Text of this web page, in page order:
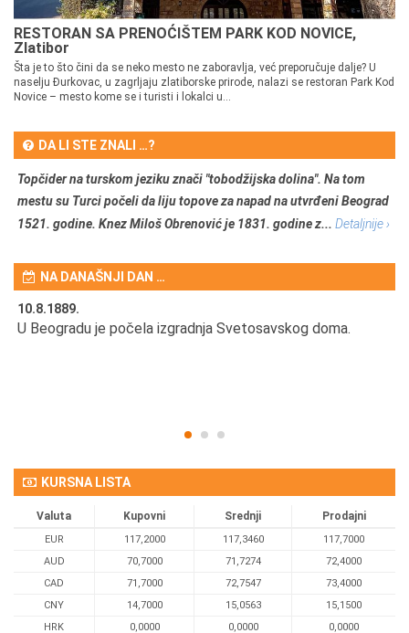
RESTORAN SA PRENOĆIŠTEM PARK KOD NOVICE,
Zlatibor
Šta je to što čini da se neko mesto ne zaboravlja, već preporučuje dalje? U
naselju Đurkovac, u zagrljaju zlatiborske prirode, nalazi se restoran Park Kod
Novice – mesto kome se i turisti i lokalci u...
DA LI STE ZNALI …?
Topčider na turskom jeziku znači "tobodžijska dolina". Na tom
mestu su Turci počeli da liju topove za napad na utvrđeni Beograd
1521. godine. Knez Miloš Obrenović je 1831. godine z... Detaljnije ›
NA DANAŠNJI DAN …
10.8.1889.
U Beogradu je počela izgradnja Svetosavskog doma.
KURSNA LISTA
Valuta Kupovni Srednji Prodajni
EUR 117,2000 117,3460
117,7000
AUD
70,7000 71,7274
72,4000
CAD
71,7000 72,7547
73,4000
CNY
14,7000 15,0563
15,1500
HRK
0,0000 0,0000 0,0000